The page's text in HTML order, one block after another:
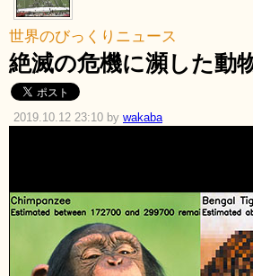
世界のびっくりニュース
絶滅の危機に瀕した動
2019.10.12 23:10 by wakaba